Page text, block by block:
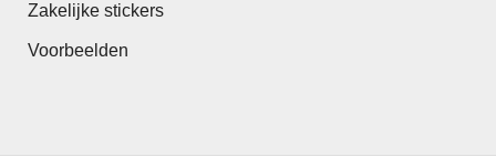
Zakelijke stickers
Voorbeelden